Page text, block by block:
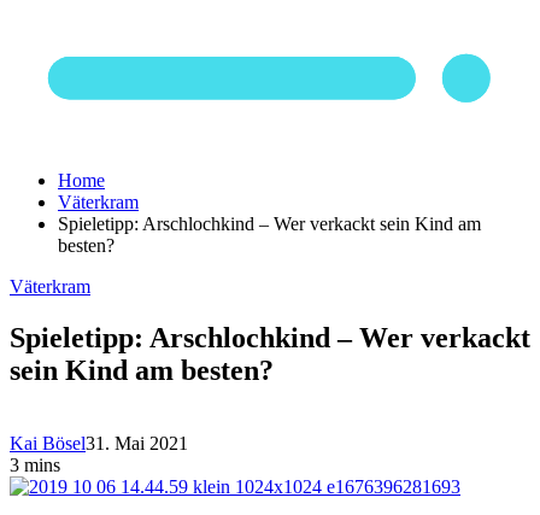
Home
Väterkram
Spieletipp: Arschlochkind – Wer verkackt sein Kind am
besten?
Väterkram
Spieletipp: Arschlochkind – Wer verkackt
sein Kind am besten?
Kai Bösel31. Mai 2021
3 mins